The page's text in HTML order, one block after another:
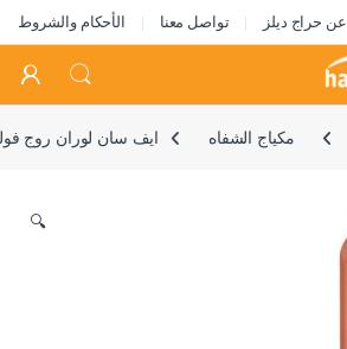
عن حراج ديلز تواصل معنا الأحكام والشروط
مكياج الشفاه ايف سان لوران روج فولوبت
🔍